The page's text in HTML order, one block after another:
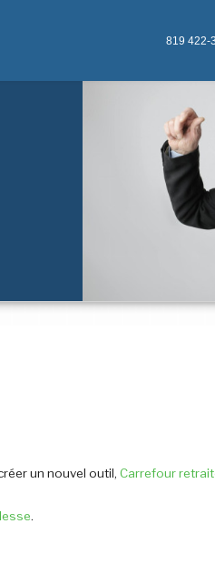
819 422-
un nouvel outil,Carrefour
.